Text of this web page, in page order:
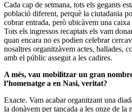
Cada cap de setmana, tots els gegants
població diferent, perquè la ciutadania
cobrar entrada, però ubicàvem una
Tots els ingressos recaptats els vam
quan encara no es podien celebrar
nosaltres organitzàvem actes, ballades,
amb el públic assegut a les cadires.
A més, vau mobilitzar un gran
l’homenatge a en Nasi, veritat?
Exacte. Vam acabar organitzant una
la donàvem per tancada a les onze de la